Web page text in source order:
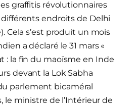
graffitis révolutionnaires
endroits de Delhi
Cela s’est produit un mois
a déclaré le 31 mars «
: la fin du maoïsme en Inde
devant la Lok Sabha
parlement bicaméral
le ministre de l’Intérieur de